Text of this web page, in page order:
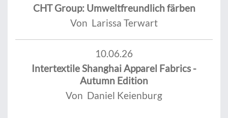
CHT Group: Umweltfreundlich färben
Von Larissa Terwart
10.06.26
Intertextile Shanghai Apparel Fabrics -
Autumn Edition
Von Daniel Keienburg